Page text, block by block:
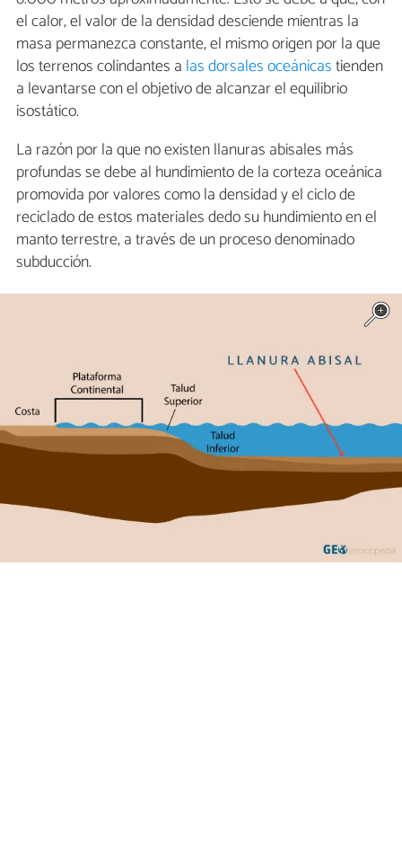
el calor, el valor de la densidad desciende mientras la
masa permanezca constante, el mismo origen por la que
los terrenos colindantes a las dorsales oceánicastienden
a levantarse con el objetivo de alcanzar el equilibrio
isostático.
La razón por la que no existen llanuras abisales más
profundas se debe al hundimiento de la corteza oceánica
promovida por valores como la densidad y el ciclo de
reciclado de estos materiales dedo su hundimiento en el
manto terrestre, a través de un proceso denominado
subducción.